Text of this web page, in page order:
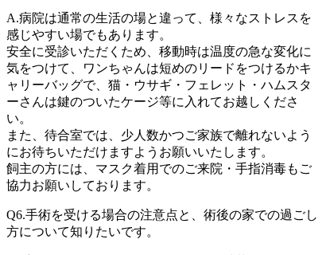
A.病院は通常の生活の場と違って、様々なストレスを
感じやすい場でもあります。
安全に受診いただくため、移動時は温度の急な変化に
気をつけて、ワンちゃんは短めのリードをつけるかキ
ャリーバッグで、猫・ウサギ・フェレット・ハムスタ
ーさんは鍵のついたケージ等に入れてお越しくださ
い。
また、待合室では、少人数かつご家族で離れないよう
にお待ちいただけますようお願いいたします。
飼主の方には、マスク着用でのご来院・手指消毒もご
協力お願いしております。
Q6.手術を受ける場合の注意点と、術後の家での過ごし
方について知りたいです。